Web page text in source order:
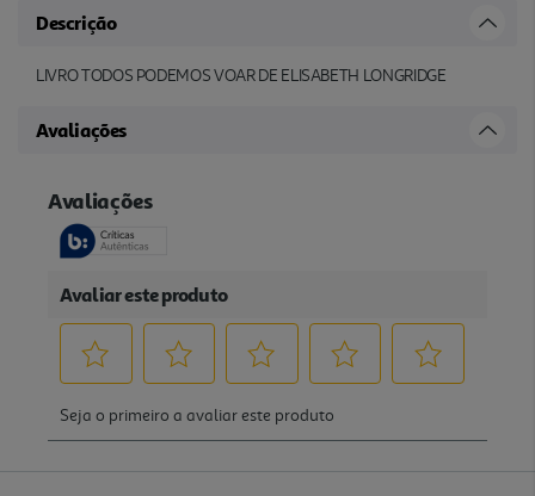
Descrição
LIVRO TODOS PODEMOS VOAR DE ELISABETH LONGRIDGE
Avaliações